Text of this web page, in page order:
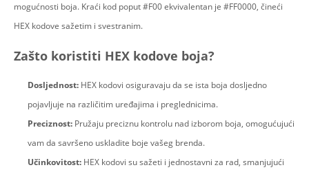
mogućnosti boja. Kraći kod poput #F00 ekvivalentan je #FF0000, čineći
HEX kodove sažetim i svestranim.
Zašto koristiti HEX kodove boja?
Dosljednost: HEX kodovi osiguravaju da se ista boja dosljedno
pojavljuje na različitim uređajima i preglednicima.
Preciznost: Pružaju preciznu kontrolu nad izborom boja, omogućujući
vam da savršeno uskladite boje vašeg brenda.
Učinkovitost: HEX kodovi su sažeti i jednostavni za rad, smanjujući